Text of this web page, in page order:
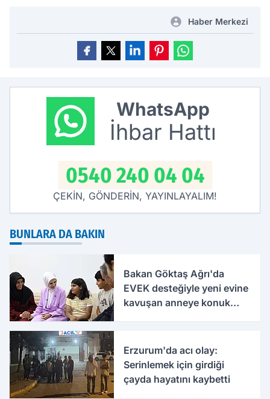
Haber Merkezi
WhatsApp
İhbar Hattı
0540 240 04 04
ÇEKİN, GÖNDERİN, YAYINLAYALIM!
BUNLARA DA BAKIN
Bakan Göktaş Ağrı'da
EVEK desteğiyle yeni evine
kavuşan anneye konuk
Erzurum'da acı olay:
Serinlemek için girdiği
çayda hayatını kaybetti